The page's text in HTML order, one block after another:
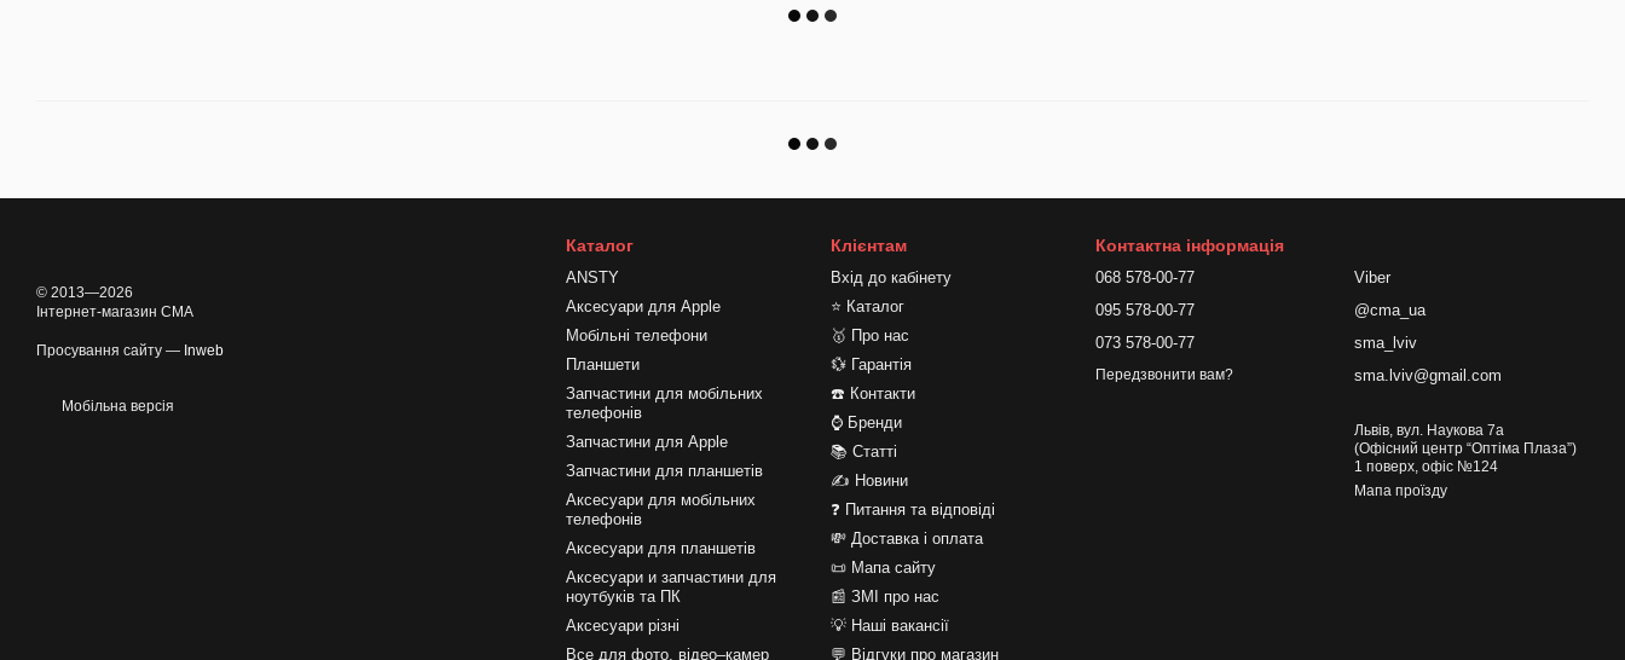
© 2013—2026
Інтернет-магазин CMA
Просування сайту — Inweb
Мобільна версія
Каталог
ANSTY
Аксесуари для Apple
Мобільні телефони
Планшети
Запчастини для мобільних
телефонів
Запчастини для Apple
Запчастини для планшетів
Аксесуари для мобільних
телефонів
Аксесуари для планшетів
Аксесуари и запчастини для
ноутбуків та ПК
Аксесуари різні
Все для фото, відео–камер
Клієнтам
Вхід до кабінету
⭐ Каталог
🥇 Про нас
💱 Гарантія
☎️ Контакти
⌚ Бренди
📚 Статті
✍ Новини
❓ Питання та відповіді
💸 Доставка і оплата
📜 Мапа сайту
📰 ЗМІ про нас
💡 Наші вакансії
💬 Відгуки про магазин
Контактна інформація
068 578-00-77
095 578-00-77
073 578-00-77
Передзвонити вам?
Viber
@cma_ua
sma_lviv
sma.lviv@gmail.com
Львів, вул. Наукова 7а
(Офісний центр “Оптіма Плаза”)
1 поверх, офіс №124
Мапа проїзду